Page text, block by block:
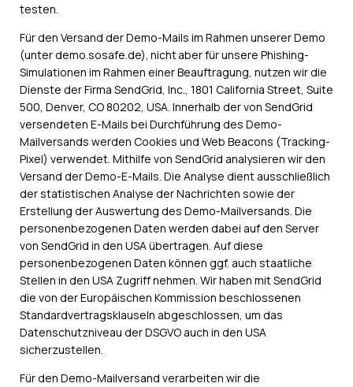
testen.
Für den Versand der Demo-Mails im Rahmen unserer Demo
(unter demo.sosafe.de), nicht aber für unsere Phishing-
Simulationen im Rahmen einer Beauftragung, nutzen wir die
Dienste der Firma SendGrid, Inc., 1801 California Street, Suite
500, Denver, CO 80202, USA. Innerhalb der von SendGrid
versendeten E-Mails bei Durchführung des Demo-
Mailversands werden Cookies und Web Beacons (Tracking-
Pixel) verwendet. Mithilfe von SendGrid analysieren wir den
Versand der Demo-E-Mails. Die Analyse dient ausschließlich
der statistischen Analyse der Nachrichten sowie der
Erstellung der Auswertung des Demo-Mailversands. Die
personenbezogenen Daten werden dabei auf den Server
von SendGrid in den USA übertragen. Auf diese
personenbezogenen Daten können ggf. auch staatliche
Stellen in den USA Zugriff nehmen. Wir haben mit SendGrid
die von der Europäischen Kommission beschlossenen
Standardvertragsklauseln abgeschlossen, um das
Datenschutzniveau der DSGVO auch in den USA
sicherzustellen.
Für den Demo-Mailversand verarbeiten wir die